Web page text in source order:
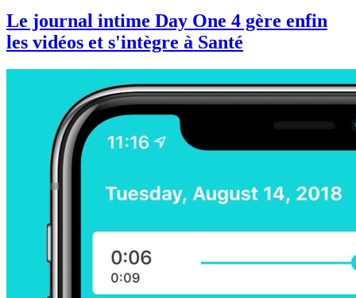
Le journal intime Day One 4 gère enfin
les vidéos et s'intègre à Santé